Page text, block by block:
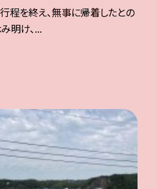
程を終え、無事に帰着したとの
明け、...